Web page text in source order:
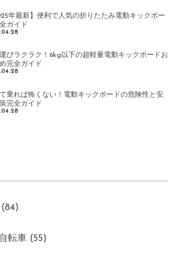
年最新】便利で人気の折りたたみ電動キックボー
全ガイド
びラクラク！6kg以下の超軽量電動キックボードお
完全ガイド
乗れば怖くない！電動キックボードの危険性と安
完全ガイド
転車 (55)